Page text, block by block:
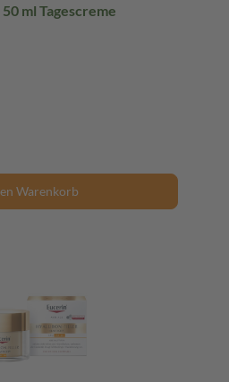
ml Tagescreme
Warenkorb